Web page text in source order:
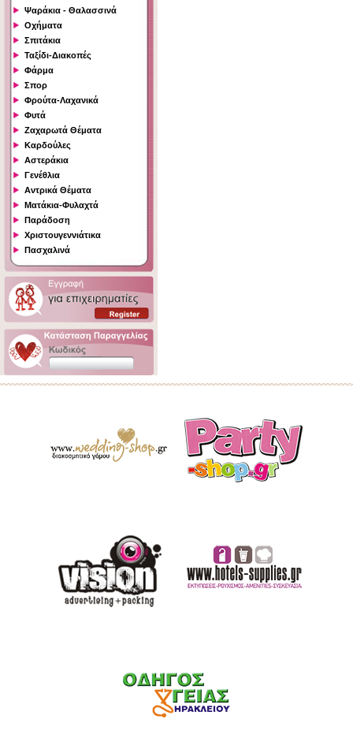
Ψαράκια - Θαλασσινά
Οχήματα
Σπιτάκια
Ταξίδι-Διακοπές
Φάρμα
Σπορ
Φρούτα-Λαχανικά
Φυτά
Ζαχαρωτά Θέματα
Καρδούλες
Αστεράκια
Γενέθλια
Αντρικά Θέματα
Ματάκια-Φυλαχτά
Παράδοση
Χριστουγεννιάτικα
Πασχαλινά